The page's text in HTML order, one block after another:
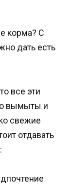
корма? С
дать есть
все эти
вымыты и
свежие
отдавать